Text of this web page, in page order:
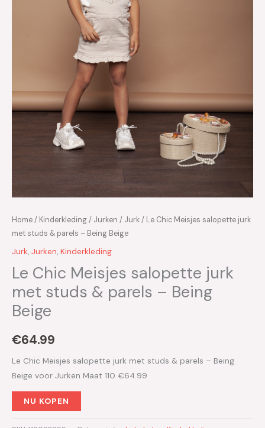
Home/ Kinderkleding/ Jurken / Jurk/ Le Chic Meisjes salopette jurk
met studs & parels – Being Beige
Jurk, Jurken, Kinderkleding
Le Chic Meisjes salopette jurk
met studs & parels – Being
Beige
€64.99
Le Chic Meisjes salopette jurk met studs & parels – Being
Beige voor Jurken Maat 110 €64.99
NU KOPEN